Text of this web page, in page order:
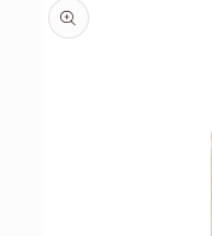
informations
produits